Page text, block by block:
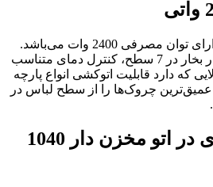
اتو مخزن دار 1040 روگن دارای توان مصرفی 2400 وات می‌باشد.
این اتو با قابلیت تنظیم فشار بخار در 7 سطح، کنترل دمای متناسب
که دارد قابلیت اتوکشی انواع پارچه
عمیق‌ترین چروک‌ها را از سطح لباس در
قابلیت‌های کاربردی در اتو مخزن دار 1040